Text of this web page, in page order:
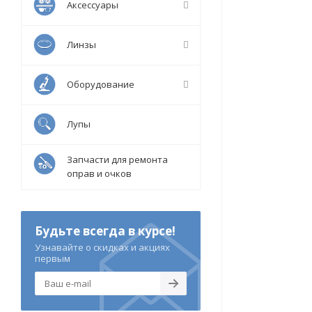
Аксессуары
Линзы
Оборудование
Лупы
Запчасти для ремонта
оправ и очков
Будьте всегда в курсе!
Узнавайте о скидках и акциях
первым